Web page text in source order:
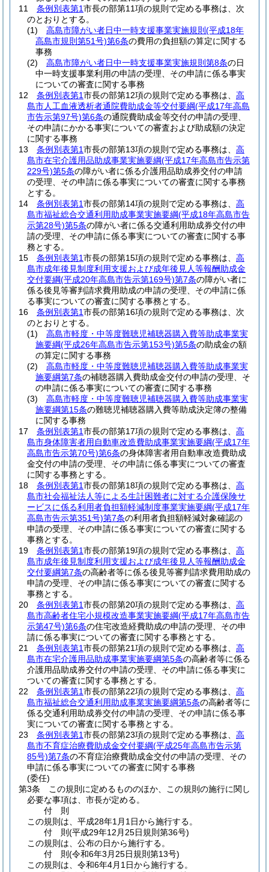
11
条例別表第1市長の部第11項の規則で定める事務は、次
のとおりとする。
(1)
高島市障がい者日中一時支援事業実施規則 (平成18年
高島市規則第51号)第6条の費用の負担額の算定に関する
事務
(2)
高島市障がい者日中一時支援事業実施規則第8条の日
中一時支援事業利用の申請の受理、その申請に係る事実
についての審査に関する事務
12
条例別表第1市長の部第12項の規則で定める事務は、 高
島市人工血液透析者通院費助成金等交付要綱(平成17年高島
市告示第97号)第6条の通院費助成金等交付の申請の受理、
その申請にかかる事実についての審査および助成額の決定
に関する事務
13
条例別表第1市長の部第13項の規則で定める事務は、 高
島市在宅介護用品助成事業実施要綱(平成17年高島市告示第
229号)第5条の障がい者に係る介護用品助成券交付の申請
の受理、その申請に係る事実についての審査に関する事務
とする。
14
条例別表第1市長の部第14項の規則で定める事務は、 高
島市福祉総合交通利用助成事業実施要綱(平成18年高島市告
示第28号)第5条の障がい者に係る交通利用助成券交付の申
請の受理、その申請に係る事実についての審査に関する事
務とする。
15
条例別表第1市長の部第15項の規則で定める事務は、 高
島市成年後見制度利用支援および成年後見人等報酬助成金
交付要綱(平成20年高島市告示第169号)第7条の障がい者に
係る後見等審判請求費用助成の申請の受理、その申請に係
る事実についての審査に関する事務とする。
16
条例別表第1市長の部第16項の規則で定める事務は、次
のとおりとする。
(1)
高島市軽度・中等度難聴児補聴器購入費等助成事業実
施要綱(平成26年高島市告示第153号)第5条の助成金の額
の算定に関する事務
(2)
高島市軽度・中等度難聴児補聴器購入費等助成事業実
施要綱第7条の補聴器購入費助成金交付の申請の受理、そ
の申請に係る事実についての審査に関する事務
(3)
高島市軽度・中等度難聴児補聴器購入費等助成事業実
施要綱第15条の難聴児補聴器購入費等助成決定簿の整備
に関する事務
17
条例別表第1市長の部第17項の規則で定める事務は、 高
島市身体障害者用自動車改造費助成事業実施要綱(平成17年
高島市告示第70号)第6条の身体障害者用自動車改造費助成
金交付の申請の受理、その申請に係る事実についての審査
に関する事務とする。
18
条例別表第1市長の部第18項の規則で定める事務は、 高
島市社会福祉法人等による生計困難者に対する介護保険サ
ービスに係る利用者負担額軽減制度事業実施要綱(平成17年
高島市告示第351号)第7条の利用者負担額軽減対象確認の
申請の受理、その申請に係る事実についての審査に関する
事務とする。
19
条例別表第1市長の部第19項の規則で定める事務は、 高
島市成年後見制度利用支援および成年後見人等報酬助成金
交付要綱第7条の高齢者等に係る後見等審判請求費用助成の
申請の受理、その申請に係る事実についての審査に関する
事務とする。
20
条例別表第1市長の部第20項の規則で定める事務は、 高
島市高齢者住宅小規模改造事業実施要綱(平成17年高島市告
示第47号)第6条の住宅改造経費助成の申請の受理、その申
請に係る事実についての審査に関する事務とする。
21
条例別表第1市長の部第21項の規則で定める事務は、 高
島市在宅介護用品助成事業実施要綱第5条の高齢者等に係る
介護用品助成券交付の申請の受理、その申請に係る事実に
ついての審査に関する事務とする。
22
条例別表第1市長の部第22項の規則で定める事務は、 高
島市福祉総合交通利用助成事業実施要綱第5条の高齢者等に
係る交通利用助成券交付の申請の受理、その申請に係る事
実についての審査に関する事務とする。
23
条例別表第1市長の部第23項の規則で定める事務は、 高
島市不育症治療費助成金交付要綱(平成25年高島市告示第
85号)第7条の不育症治療費助成金交付の申請の受理、その
申請に係る事実についての審査に関する事務
(委任)
第3条
この規則に定めるもののほか、この規則の施行に関し
必要な事項は、市長が定める。
付 則
この規則は、平成28年1月1日から施行する。
付 則(平成29年12月25日規則第36号)
この規則は、公布の日から施行する。
付 則(令和6年3月25日規則第13号)
この規則は、令和6年4月1日から施行する。